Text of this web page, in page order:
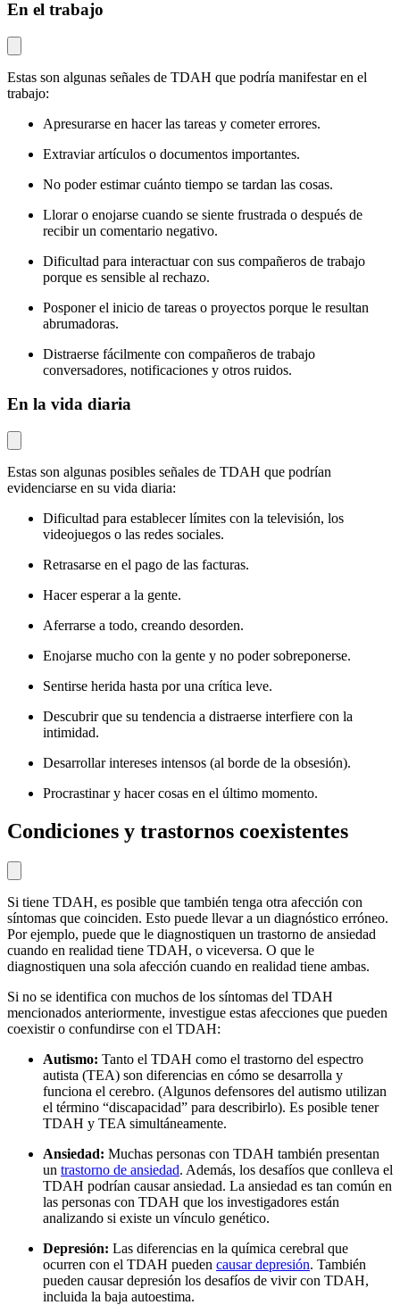
En el trabajo
Estas son algunas señales de TDAH que podría manifestar en el
trabajo:
Apresurarse en hacer las tareas y cometer errores.
Extraviar artículos o documentos importantes.
No poder estimar cuánto tiempo se tardan las cosas.
Llorar o enojarse cuando se siente frustrada o después de
recibir un comentario negativo.
Dificultad para interactuar con sus compañeros de trabajo
porque es sensible al rechazo.
Posponer el inicio de tareas o proyectos porque le resultan
abrumadoras.
Distraerse fácilmente con compañeros de trabajo
conversadores, notificaciones y otros ruidos.
En la vida diaria
Estas son algunas posibles señales de TDAH que podrían
evidenciarse en su vida diaria:
Dificultad para establecer límites con la televisión, los
videojuegos o las redes sociales.
Retrasarse en el pago de las facturas.
Hacer esperar a la gente.
Aferrarse a todo, creando desorden.
Enojarse mucho con la gente y no poder sobreponerse.
Sentirse herida hasta por una crítica leve.
Descubrir que su tendencia a distraerse interfiere con la
intimidad.
Desarrollar intereses intensos (al borde de la obsesión).
Procrastinar y hacer cosas en el último momento.
Condiciones y trastornos coexistentes
Si tiene TDAH, es posible que también tenga otra afección con
síntomas que coinciden. Esto puede llevar a un diagnóstico erróneo.
Por ejemplo, puede que le diagnostiquen un trastorno de ansiedad
cuando en realidad tiene TDAH, o viceversa. O que le
diagnostiquen una sola afección cuando en realidad tiene ambas.
Si no se identifica con muchos de los síntomas del TDAH
mencionados anteriormente, investigue estas afecciones que pueden
coexistir o confundirse con el TDAH:
Autismo: Tanto el TDAH como el trastorno del espectro
autista (TEA) son diferencias en cómo se desarrolla y
funciona el cerebro. (Algunos defensores del autismo utilizan
el término “discapacidad” para describirlo). Es posible tener
TDAH y TEA simultáneamente.
Ansiedad: Muchas personas con TDAH también presentan
un trastorno de ansiedad. Además, los desafíos que conlleva el
TDAH podrían causar ansiedad. La ansiedad es tan común en
las personas con TDAH que los investigadores están
analizando si existe un vínculo genético.
Depresión: Las diferencias en la química cerebral que
ocurren con el TDAH pueden causar depresión. También
pueden causar depresión los desafíos de vivir con TDAH,
incluida la baja autoestima.